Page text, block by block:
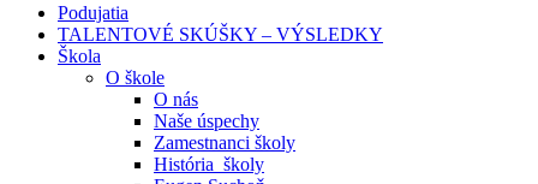
Podujatia
TALENTOVÉ SKÚŠKY – VÝSLEDKY
Škola
O škole
O nás
Naše úspechy
Zamestnanci školy
História školy